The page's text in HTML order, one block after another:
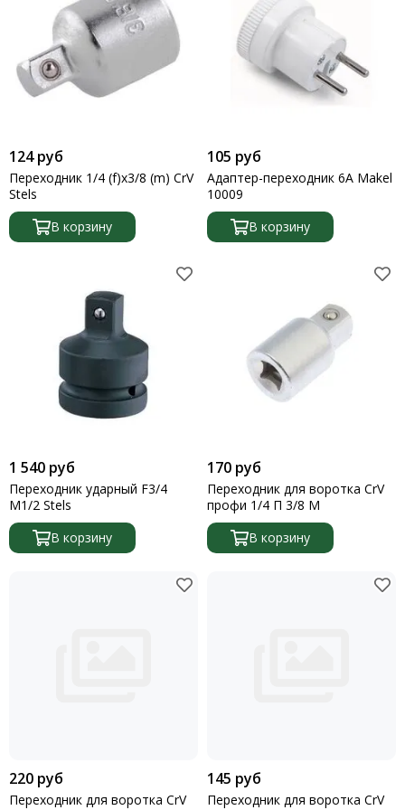
124 руб
Переходник 1/4 (f)х3/8 (m) CrV
Stels
В корзину
105 руб
Адаптер-переходник 6А Makel
10009
В корзину
1 540 руб
Переходник ударный F3/4
М1/2 Stels
В корзину
170 руб
Переходник для воротка CrV
профи 1/4 П 3/8 М
В корзину
220 руб
Переходник для воротка CrV
145 руб
Переходник для воротка CrV